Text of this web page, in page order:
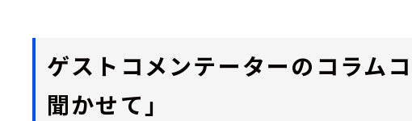
ゲストコメンテーターのコラムコ
聞かせて」